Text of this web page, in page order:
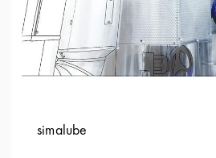
simalube